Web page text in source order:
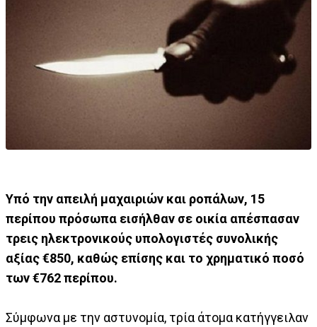
Υπό την απειλή μαχαιριών και ροπάλων, 15
περίπου πρόσωπα εισήλθαν σε οικία απέσπασαν
τρεις ηλεκτρονικούς υπολογιστές συνολικής
αξίας €850, καθώς επίσης και το χρηματικό ποσό
των €762 περίπου.
Σύμφωνα με την αστυνομία, τρία άτομα κατήγγειλαν